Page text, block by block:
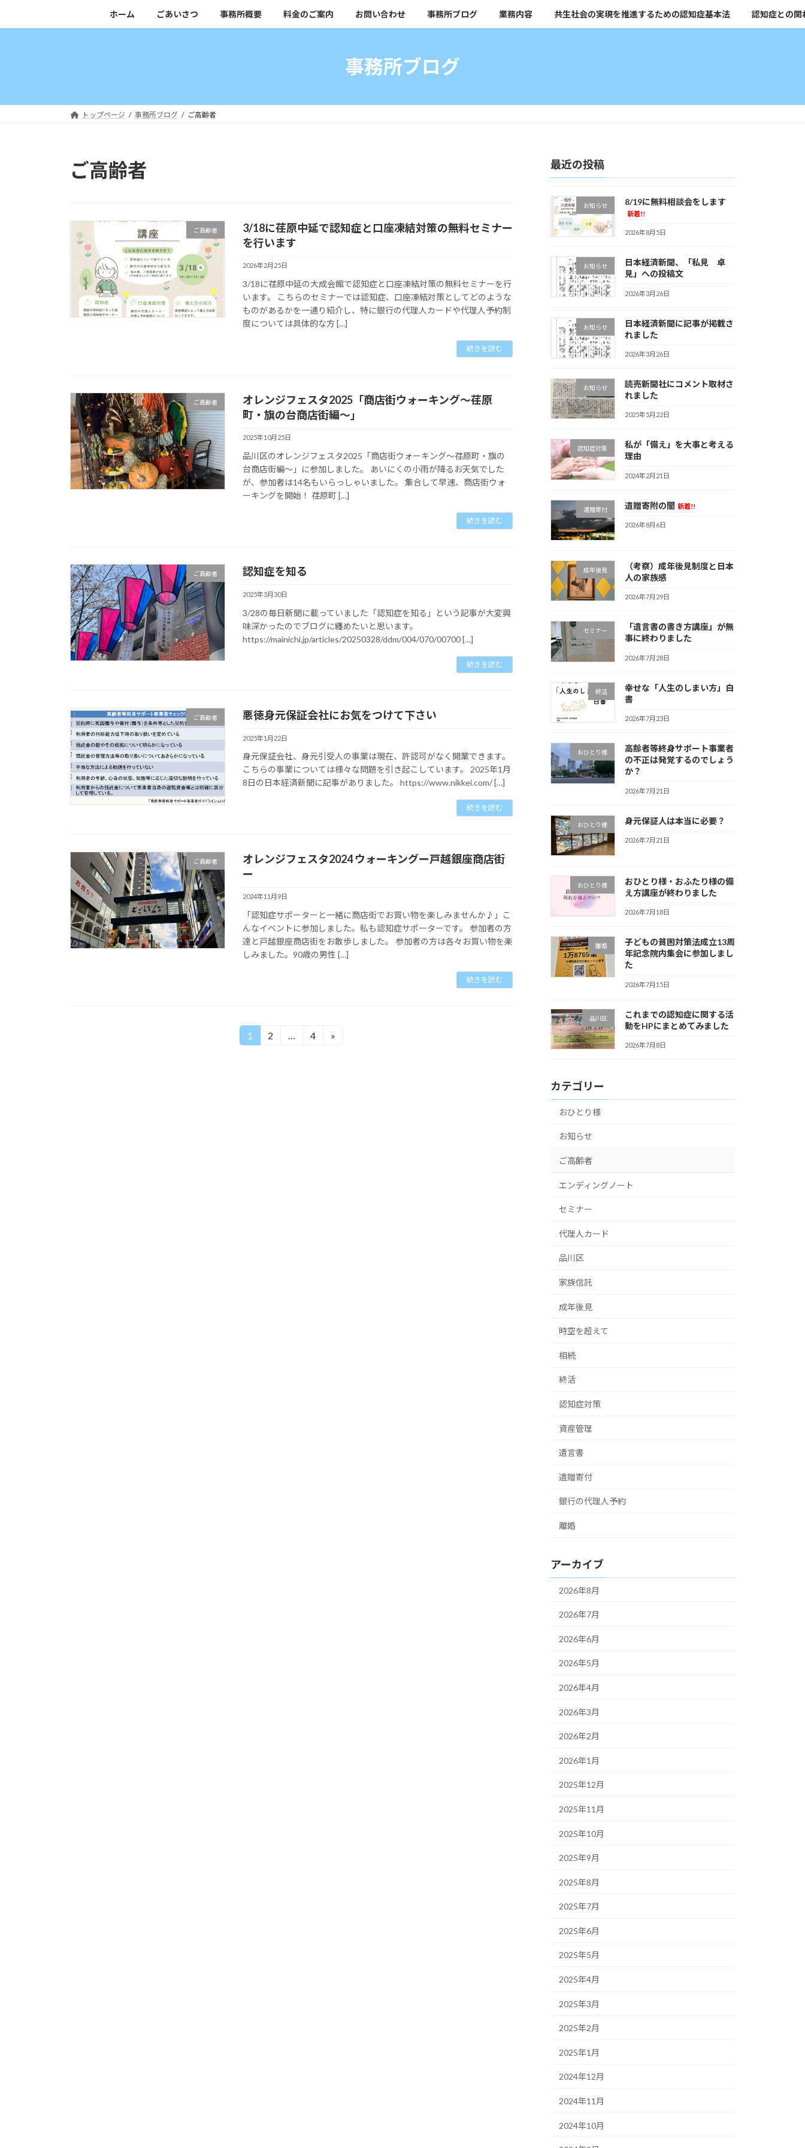
キ
に
ホーム ごあいさつ 事務所概要 料金のご案内 お問い合わせ 事務所ブログ 業務内容 共生社会の実現を推進するための認知症基本法 認知症との関
事務所ブログ
トップページ 事務所ブログ ご高齢者
ご高齢者
ご高齢者
3/18に荏原中延で認知症と口座凍結対策の無料セミナー
を行います
2026年2月25日
3/18に荏原中延の大成会館で認知症と口座凍結対策の無料セミナーを行
います。 こちらのセミナーでは認知症、口座凍結対策としてどのような
ものがあるかを一通り紹介し、特に銀行の代理人カードや代理人予約制
度については具体的な方 […]
続きを読む
ご高齢者
オレンジフェスタ2025「商店街ウォーキング〜荏原
町・旗の台商店街編〜」
2025年10月25日
品川区のオレンジフェスタ2025「商店街ウォーキング〜荏原町・旗の
台商店街編〜」に参加しました。 あいにくの小雨が降るお天気でした
が、参加者は14名もいらっしゃいました。 集合して早速、商店街ウォ
ーキングを開始！ 荏原町 […]
続きを読む
ご高齢者 認知症を知る
2025年3月30日
3/28の毎日新聞に載っていました「認知症を知る」という記事が大変興
味深かったのでブログに纏めたいと思います。
https://mainichi.jp/articles/20250328/ddm/004/070/00700 […]
続きを読む
ご高齢者 悪徳身元保証会社にお気をつけて下さい
2025年1月22日
身元保証会社、身元引受人の事業は現在、許認可がなく開業できます。
こちらの事業については様々な問題を引き起こしています。 2025年1月
8日の日本経済新聞に記事がありました。 https://www.nikkei.com/ […]
続きを読む
ご高齢者
オレンジフェスタ2024 ウォーキングー戸越銀座商店街
ー
2024年11月9日
「認知症サポーターと一緒に商店街でお買い物を楽しみませんか♪」こ
んなイベントに参加しました。私も認知症サポーターです。 参加者の方
達と戸越銀座商店街をお散歩しました。 参加者の方は各々お買い物を楽
しみました。90歳の男性 […]
続きを読む
固
1
固
2 …
固
4 »
最近の投稿
お知らせ 8/19に無料相談会をします
新着!!
2026年8月5日
お知らせ
日本経済新聞、「私見 卓
見」への投稿文
2026年3月26日
お知らせ
日本経済新聞に記事が掲載さ
れました
2026年3月26日
お知らせ
読売新聞社にコメント取材さ
れました
2025年5月22日
認知症対策
私が「備え」を大事と考える
理由
2024年2月21日
遺贈寄付 遺贈寄附の闇 新着!!
2026年8月6日
成年後見
（考察）成年後見制度と日本
人の家族感
2026年7月29日
セミナー
「遺言書の書き方講座」が無
事に終わりました
2026年7月28日
終活
幸せな「人生のしまい方」白
書
2026年7月23日
おひとり様
高齢者等終身サポート事業者
の不正は発覚するのでしょう
か？
2026年7月21日
おひとり様 身元保証人は本当に必要？
2026年7月21日
おひとり様
おひとり様・おふたり様の備
え方講座が終わりました
2026年7月18日
離婚
子どもの貧困対策法成立13周
年記念院内集会に参加しまし
た
2026年7月15日
品川区
これまでの認知症に関する活
動をHPにまとめてみました
2026年7月8日
カテゴリー
おひとり様
お知らせ
ご高齢者
エンディングノート
セミナー
代理人カード
品川区
家族信託
成年後見
時空を超えて
相続
終活
認知症対策
資産管理
遺言書
遺贈寄付
銀行の代理人予約
離婚
アーカイブ
2026年8月
2026年7月
2026年6月
2026年5月
2026年4月
2026年3月
2026年2月
2026年1月
2025年12月
2025年11月
2025年10月
2025年9月
2025年8月
2025年7月
2025年6月
2025年5月
2025年4月
2025年3月
2025年2月
2025年1月
2024年12月
2024年11月
2024年10月